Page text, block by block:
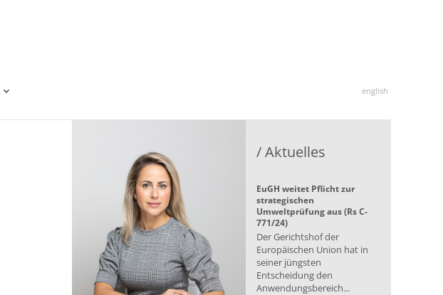
english
/ Aktuelles
EuGH weitet Pflicht zur
strategischen
Umweltprüfung aus (Rs C-
771/24)
Der Gerichtshof der
Europäischen Union hat in
seiner jüngsten
Entscheidung den
Anwendungsbereich...